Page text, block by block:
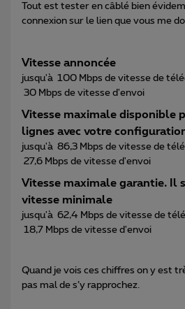
Tout est tester en câblé bien
connexion sur le lien que vous me
Vitesse annoncée
jusqu'à 100 Mbps de vitesse de
30 Mbps de vitesse d'envoi
Vitesse maximale disponible
lignes avec votre
jusqu'à 86,3 Mbps de vitesse de
27,6 Mbps de vitesse d'envoi
Vitesse maximale garantie. Il
vitesse minimale
jusqu'à 62,4 Mbps de vitesse de
18,7 Mbps de vitesse d'envoi
Quand je vois ces chiffres on y est
pas mal de s’y rapprochez.